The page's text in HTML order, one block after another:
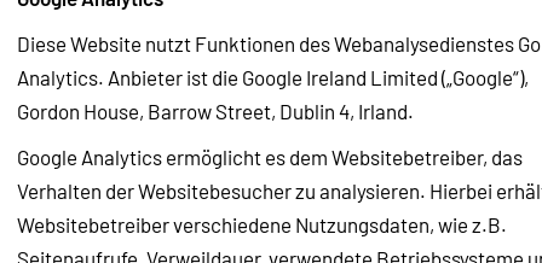
Diese Website nutzt Funktionen des Webanalysedienstes
Analytics. Anbieter ist die Google Ireland Limited („Google“),
Gordon House, Barrow Street, Dublin 4, Irland.
Google Analytics ermöglicht es dem Websitebetreiber, das
Verhalten der Websitebesucher zu analysieren. Hierbei
Websitebetreiber verschiedene Nutzungsdaten, wie z.B.
Seitenaufrufe, Verweildauer, verwendete Betriebssysteme